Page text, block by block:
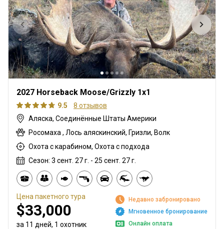
2027 Horseback Moose/Grizzly 1x1
9.5
8 отзывов
Аляска, Соединённые Штаты Америки
Росомаха , Лось аляскинский, Гризли, Волк
Охота с карабином, Охота с подхода
Сезон: 3 сент. 27 г. - 25 сент. 27 г.
Цена пакетного тура
$33,000
за 11 дней, 1 охотник
Недавно забронировано
Мгновенное бронирование
Онлайн оплата